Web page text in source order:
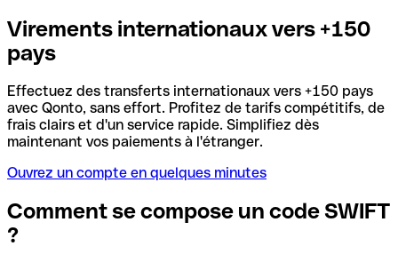
Virements internationaux vers +150
pays
Effectuez des transferts internationaux vers +150 pays
avec Qonto, sans effort. Profitez de tarifs compétitifs, de
frais clairs et d'un service rapide. Simplifiez dès
maintenant vos paiements à l'étranger.
Ouvrez un compte en quelques minutes
Comment se compose un code SWIFT
?